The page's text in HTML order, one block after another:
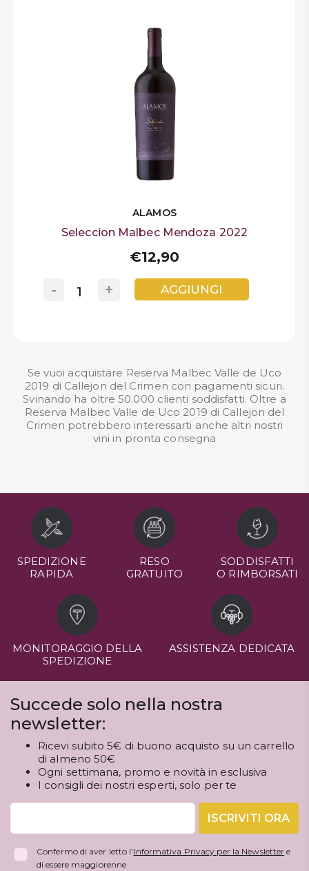
ALAMOS
Seleccion Malbec Mendoza 2022
€12,90
+
- AGGIUNGI
Se vuoi acquistare Reserva Malbec Valle de Uco
2019 di Callejon del Crimen con pagamenti sicuri.
Svinando ha oltre 50.000 clienti soddisfatti. Oltre a
Reserva Malbec Valle de Uco 2019 di Callejon del
Crimen potrebbero interessarti anche altri nostri
vini in pronta consegna
SPEDIZIONE
RAPIDA
RESO
GRATUITO
SODDISFATTI
O RIMBORSATI
MONITORAGGIO DELLA
SPEDIZIONE
ASSISTENZA DEDICATA
Succede solo nella nostra
newsletter:
Ricevi subito 5€ di buono acquisto su un carrello
di almeno 50€
Ogni settimana, promo e novità in esclusiva
I consigli dei nostri esperti, solo per te
ISCRIVITI ORA
Confermo di aver letto l' Informativa Privacy per la Newsletter e
di essere maggiorenne